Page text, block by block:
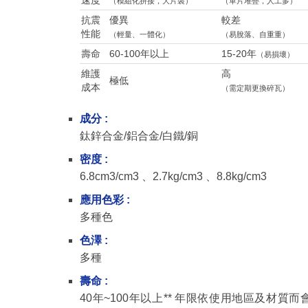
抗震
性能
優異
（輕量、一體化）
較差
（易脫落、自重重）
壽命 60-100年以上 15-20年 （易損壞）
維護
成本
極低
高
（需定期更換碎瓦）
成分 :
鈦鋅合金/鋁合金/白鐵/銅
密度 :
6.8cm3/cm3 、2.7kg/cm3 、8.8kg/cm3
應用色彩 :
多種色
色澤 :
多種
壽命 :
40年~100年以上** 年限依使用地區及材質而